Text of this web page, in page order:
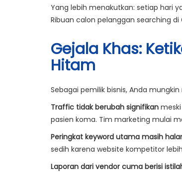
Yang lebih menakutkan: setiap hari
Ribuan calon pelanggan searching
Gejala Khas:
Hitam
Sebagai pemilik bisnis, Anda
Traffic tidak berubah signifikan
pasien koma. Tim marketing mulai
Peringkat keyword utama masih
sedih karena website kompetitor
Laporan dari vendor cuma berisi